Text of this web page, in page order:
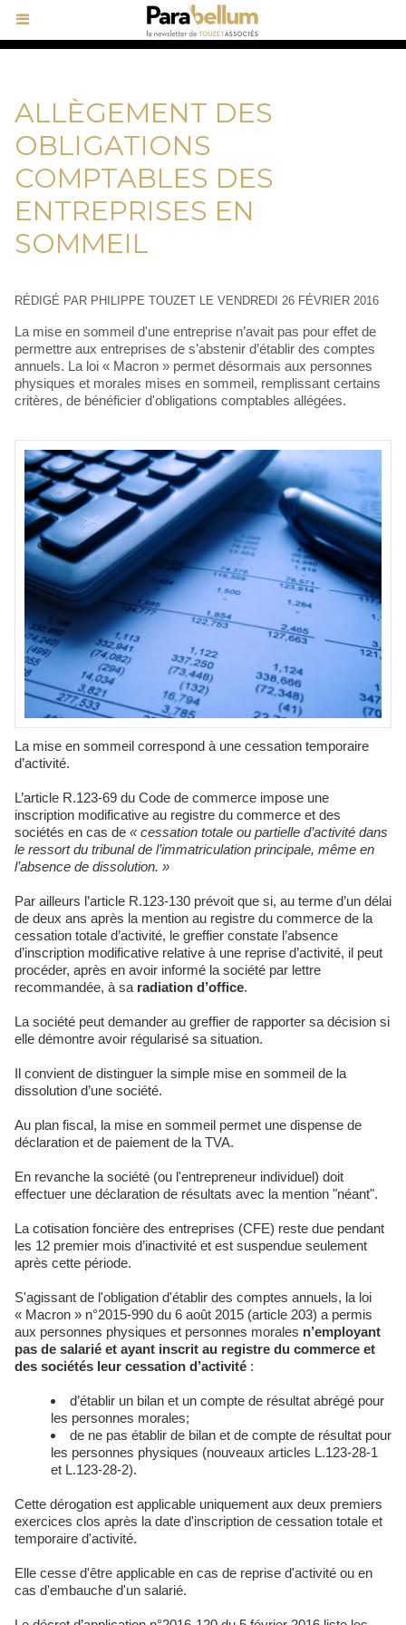
ALLÈGEMENT DES
OBLIGATIONS
COMPTABLES DES
ENTREPRISES EN
SOMMEIL
RÉDIGÉ PAR PHILIPPE TOUZET LE VENDREDI 26 FÉVRIER 2016
La mise en sommeil d'une entreprise n’avait pas pour effet de
permettre aux entreprises de s’abstenir d’établir des comptes
annuels. La loi « Macron » permet désormais aux personnes
physiques et morales mises en sommeil, remplissant certains
critères, de bénéficier d'obligations comptables allégées.
La mise en sommeil correspond à une cessation temporaire
d’activité.
L’article R.123-69 du Code de commerce impose une
inscription modificative au registre du commerce et des
sociétés en cas de « cessation totale ou partielle d’activité dans
le ressort du tribunal de l’immatriculation principale, même en
l’absence de dissolution. »
Par ailleurs l’article R.123-130 prévoit que si, au terme d’un délai
de deux ans après la mention au registre du commerce de la
cessation totale d’activité, le greffier constate l’absence
d’inscription modificative relative à une reprise d’activité, il peut
procéder, après en avoir informé la société par lettre
recommandée, à sa radiation d’office.
La société peut demander au greffier de rapporter sa décision si
elle démontre avoir régularisé sa situation.
Il convient de distinguer la simple mise en sommeil de la
dissolution d’une société.
Au plan fiscal, la mise en sommeil permet une dispense de
déclaration et de paiement de la TVA.
En revanche la société (ou l'entrepreneur individuel) doit
effectuer une déclaration de résultats avec la mention "néant".
La cotisation foncière des entreprises (CFE) reste due pendant
les 12 premier mois d’inactivité et est suspendue seulement
après cette période.
S'agissant de l'obligation d'établir des comptes annuels, la loi
« Macron » n°2015-990 du 6 août 2015 (article 203) a permis
aux personnes physiques et personnes morales n’employant
pas de salarié et ayant inscrit au registre du commerce et
des sociétés leur cessation d’activité :
d’établir un bilan et un compte de résultat abrégé pour
les personnes morales;
de ne pas établir de bilan et de compte de résultat pour
les personnes physiques (nouveaux articles L.123-28-1
et L.123-28-2).
Cette dérogation est applicable uniquement aux deux premiers
exercices clos après la date d'inscription de cessation totale et
temporaire d'activité.
Elle cesse d'être applicable en cas de reprise d'activité ou en
cas d'embauche d'un salarié.